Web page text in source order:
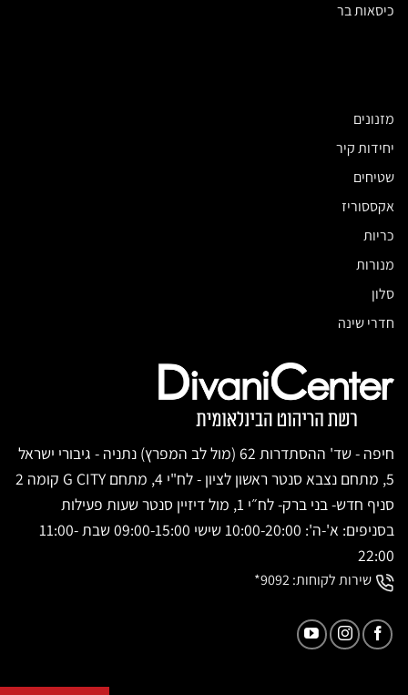
כיסאות בר
מזנונים
יחידות קיר
שטיחים
אקססוריז
כריות
מנורות
סלון
חדרי שינה
חיפה - שד' ההסתדרות 62 (מול לב המפרץ) נתניה - גיבורי ישראל
5, מתחם נצבא סנטר ראשון לציון - לח"י 4, מתחם G CITY קומה 2
סניף חדש- בני ברק- לח״י 1, מול דיזיין סנטר שעות פעילות
בסניפים: א'-ה': 10:00-20:00 שישי 09:00-15:00 שבת 11:00-
22:00
שירות לקוחות:9092*